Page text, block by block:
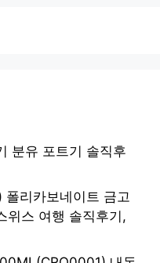
분유 포트기 솔직후
리카보네이트 금고
위스 여행 솔직후기,